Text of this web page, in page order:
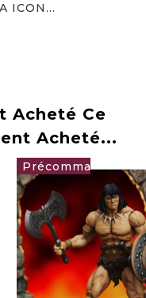
ICON...
Acheté Ce
Acheté...
59,90 €